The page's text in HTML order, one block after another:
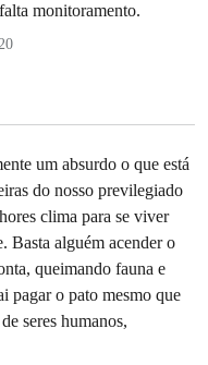
monitoramento.
um absurdo o que está
do nosso previlegiado
clima para se viver
Basta alguém acender o
queimando fauna e
pagar o pato mesmo que
seres humanos,